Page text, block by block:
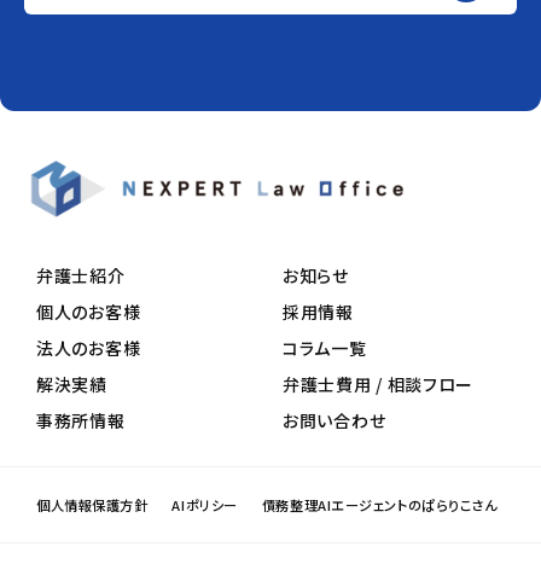
弁護士紹介
個人のお客様
法人のお客様
解決実績
事務所情報
お知らせ
採用情報
コラム一覧
弁護士費用 / 相談フロー
お問い合わせ
個人情報保護方針 AIポリシー 債務整理AIエージェントのぱらりこさん